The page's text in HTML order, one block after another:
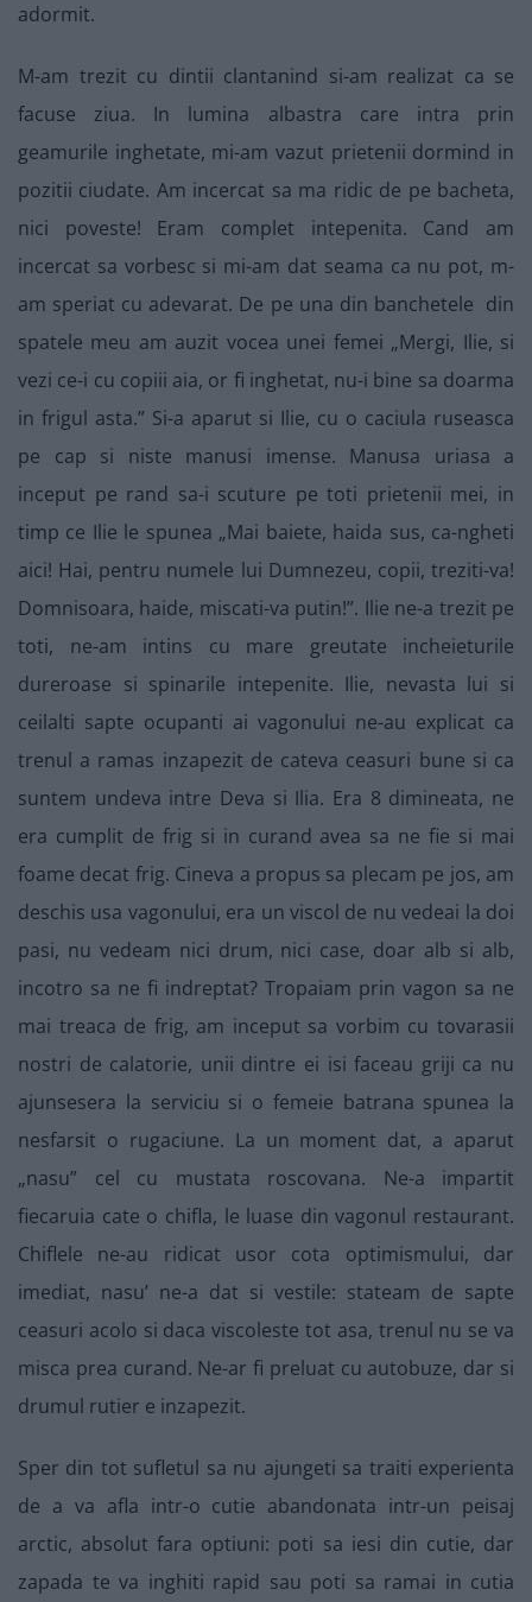
adormit.
M-am trezit cu dintii clantanind si-am realizat ca se
facuse ziua. In lumina albastra care intra prin
geamurile inghetate, mi-am vazut prietenii dormind in
pozitii ciudate. Am incercat sa ma ridic de pe bacheta,
nici poveste! Eram complet intepenita. Cand am
incercat sa vorbesc si mi-am dat seama ca nu pot, m-
am speriat cu adevarat. De pe una din banchetele din
spatele meu am auzit vocea unei femei „Mergi, Ilie, si
vezi ce-i cu copiii aia, or fi inghetat, nu-i bine sa doarma
in frigul asta.” Si-a aparut si Ilie, cu o caciula ruseasca
pe cap si niste manusi imense. Manusa uriasa a
inceput pe rand sa-i scuture pe toti prietenii mei, in
timp ce Ilie le spunea „Mai baiete, haida sus, ca-ngheti
aici! Hai, pentru numele lui Dumnezeu, copii, treziti-va!
Domnisoara, haide, miscati-va putin!”. Ilie ne-a trezit pe
toti, ne-am intins cu mare greutate incheieturile
dureroase si spinarile intepenite. Ilie, nevasta lui si
ceilalti sapte ocupanti ai vagonului ne-au explicat ca
trenul a ramas inzapezit de cateva ceasuri bune si ca
suntem undeva intre Deva si Ilia. Era 8 dimineata, ne
era cumplit de frig si in curand avea sa ne fie si mai
foame decat frig. Cineva a propus sa plecam pe jos, am
deschis usa vagonului, era un viscol de nu vedeai la doi
pasi, nu vedeam nici drum, nici case, doar alb si alb,
incotro sa ne fi indreptat? Tropaiam prin vagon sa ne
mai treaca de frig, am inceput sa vorbim cu tovarasii
nostri de calatorie, unii dintre ei isi faceau griji ca nu
ajunsesera la serviciu si o femeie batrana spunea la
nesfarsit o rugaciune. La un moment dat, a aparut
„nasu” cel cu mustata roscovana. Ne-a impartit
fiecaruia cate o chifla, le luase din vagonul restaurant.
Chiflele ne-au ridicat usor cota optimismului, dar
imediat, nasu’ ne-a dat si vestile: stateam de sapte
ceasuri acolo si daca viscoleste tot asa, trenul nu se va
misca prea curand. Ne-ar fi preluat cu autobuze, dar si
drumul rutier e inzapezit.
Sper din tot sufletul sa nu ajungeti sa traiti experienta
de a va afla intr-o cutie abandonata intr-un peisaj
arctic, absolut fara optiuni: poti sa iesi din cutie, dar
zapada te va inghiti rapid sau poti sa ramai in cutia